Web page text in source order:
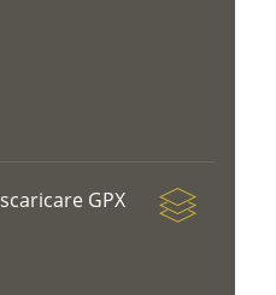
scaricare GPX